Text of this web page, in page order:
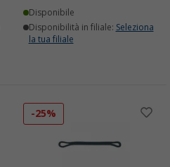
Disponibile
Disponibilità in filiale: Seleziona
la tua filiale
-25%